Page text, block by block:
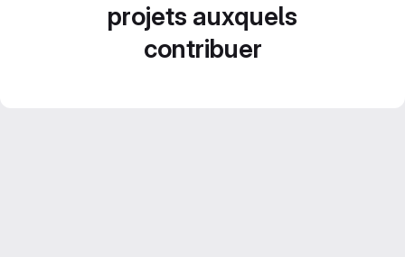
projets auxquels
contribuer